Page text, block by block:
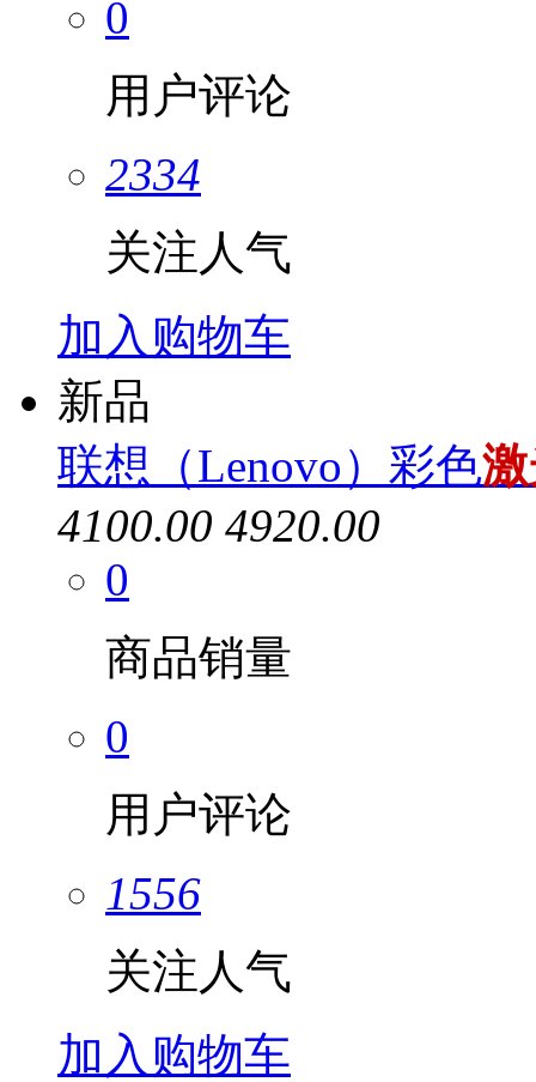
0
用户评论
2334
关注人气
加入购物车
新品
联想（Lenovo）彩色
4100.00 4920.00
0
商品销量
0
用户评论
1556
关注人气
加入购物车